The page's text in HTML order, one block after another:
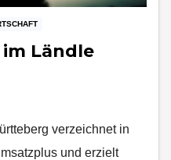
Ländle
verzeichnet in
und erzielt